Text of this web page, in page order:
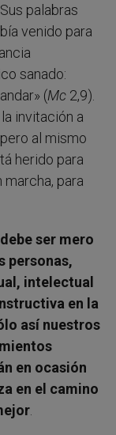
palabras
venido para
sanado:
(Mc 2,9).
invitación a
al mismo
herido para
para
ser mero
personas,
intelectual
en la
así nuestros
en ocasión
en el camino